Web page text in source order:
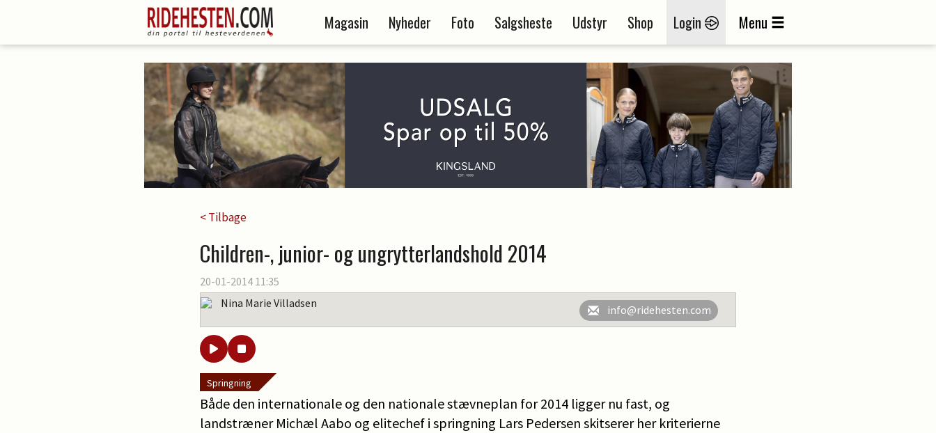
Magasin Nyheder Foto Salgsheste Udstyr Shop Login Menu
< Tilbage
Children-, junior- og ungrytterlandshold 2014
20-01-2014 11:35
Nina Marie Villadsen
info@ridehesten.com
Springning
Både den internationale og den nationale stævneplan for 2014 ligger nu fast, og
landstræner Michæl Aabo og elitechef i springning Lars Pedersen skitserer her kriterierne